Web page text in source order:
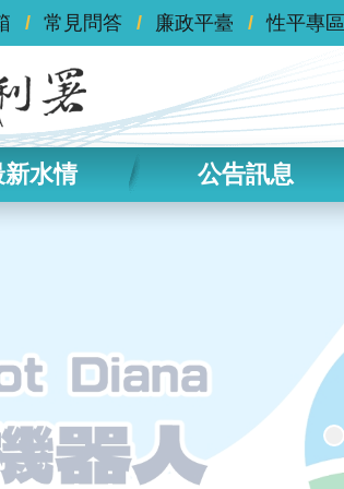
常見問答 廉政平臺 性平專區
新水情 公告訊息